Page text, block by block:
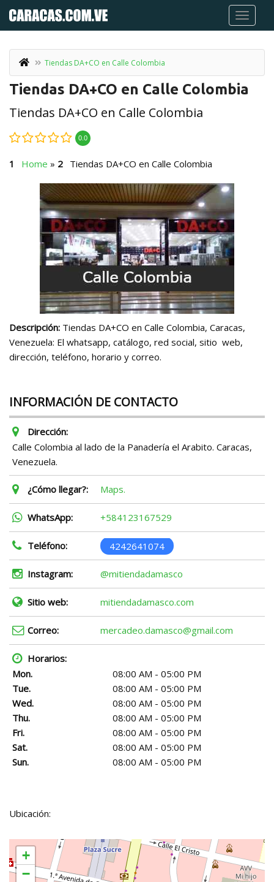
Tiendas DA+CO en Calle Colombia
Tiendas DA+CO en Calle Colombia
Tiendas DA+CO en Calle Colombia
0.0
Home » Tiendas DA+CO en Calle Colombia
Descripción: Tiendas DA+CO en Calle Colombia, Caracas,
Venezuela: El whatsapp, catálogo, red social, sitio web,
dirección, teléfono, horario y correo.
INFORMACIÓN DE CONTACTO
Dirección:
Calle Colombia al lado de la Panadería el Arabito. Caracas,
Venezuela.
¿Cómo llegar?: Maps.
WhatsApp: +584123167529
Teléfono: 4242641074
Instagram: @mitiendadamasco
Sitio web: mitiendadamasco.com
Correo: mercadeo.damasco@gmail.com
Horarios:
Mon.
08:00 AM - 05:00 PM
Tue.
08:00 AM - 05:00 PM
Wed.
08:00 AM - 05:00 PM
Thu.
08:00 AM - 05:00 PM
Fri.
08:00 AM - 05:00 PM
Sat.
08:00 AM - 05:00 PM
Sun.
08:00 AM - 05:00 PM
Ubicación:
+
−